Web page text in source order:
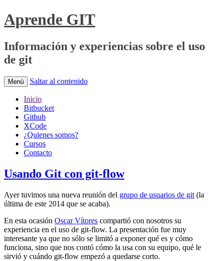
Aprende GIT
Información y experiencias sobre el uso
de git
Menú Saltar al contenido
Inicio
Bitbucket
Github
XCode
¿Quienes somos?
Cursos
Contacto
Usando Git con git-flow
Ayer tuvimos una nueva reunión del grupo de usuarios de git (la
última de este 2014 que se acaba).
En esta ocasión Oscar Vítores compartió con nosotros su
experiencia en el uso de git-flow. La presentación fue muy
interesante ya que no sólo se limitó a exponer qué es y cómo
funciona, sino que nos contó cómo la usa con su equipo, qué le
sirvió y cuándo git-flow empezó a quedarse corto.